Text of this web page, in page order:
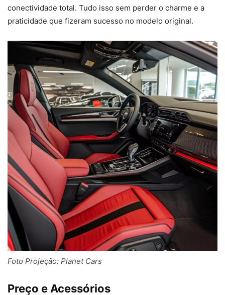
conectividade total. Tudo isso sem perder o charme e a
praticidade que fizeram sucesso no modelo original.
Foto Projeção: Planet Cars
Preço e Acessórios